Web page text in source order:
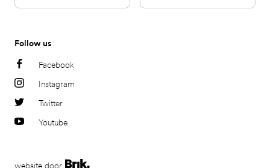
Follow us
Facebook
Instagram
Twitter
Youtube
website door